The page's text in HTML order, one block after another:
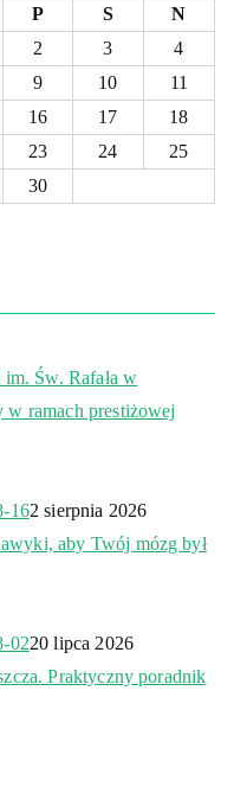
P S
N
2 3
4
9 10
11
16 17
18
23 24
25
30
Św. Rafała w
w ramach prestiżowej
162 sierpnia 2026
aby Twój mózg był
0220 lipca 2026
Praktyczny poradnik